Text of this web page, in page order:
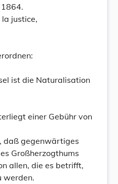
justice,
ist die Naturalisation
einer Gebühr von
daß gegenwärtiges
Großherzogthums
allen, die es betrifft,
werden.